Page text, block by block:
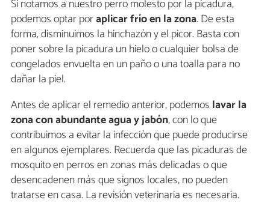
Si notamos a nuestro perro molesto por la picadura,
podemos optar poraplicar frío en la zona. De esta
forma, disminuimos la hinchazón y el picor. Basta con
poner sobre la picadura un hielo o cualquier bolsa de
congelados envuelta en un paño o una toalla para no
dañar la piel.
Antes de aplicar el remedio anterior, podemos lavar la
zona con abundante agua y jabón, con lo que
contribuimos a evitar la infección que puede producirse
en algunos ejemplares. Recuerda que las picaduras de
mosquito en perros en zonas más delicadas o que
desencadenen más que signos locales, no pueden
tratarse en casa. La revisión veterinaria es necesaria.